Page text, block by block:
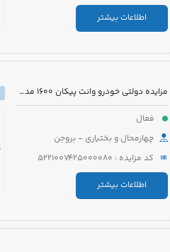
اطلاعات بیشتر
مزایده دولتی خودرو وانت پیکان 1600 مدل 1386 رنگ سفید روغنی
فعال
چهارمحال و بختیاری - بروجن
کد مزایده : 5221007425000080
اطلاعات بیشتر